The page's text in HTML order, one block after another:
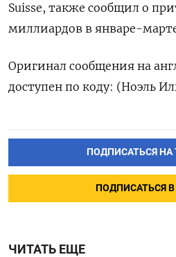
Suisse, также сообщил о
миллиардов в январе-
Оригинал сообщения на
доступен по коду: (Ноэль
ПОДПИСАТЬСЯ НА
ПОДПИСАТЬСЯ В
ЧИТАТЬ ЕЩЕ